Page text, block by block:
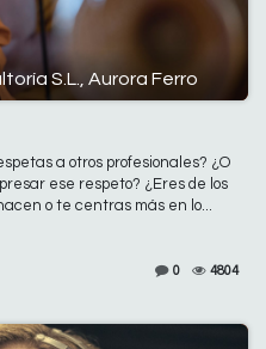
S.L., Aurora Ferro
a otros profesionales? ¿O
ese respeto? ¿Eres de los
o te centras más en lo...
0 4804